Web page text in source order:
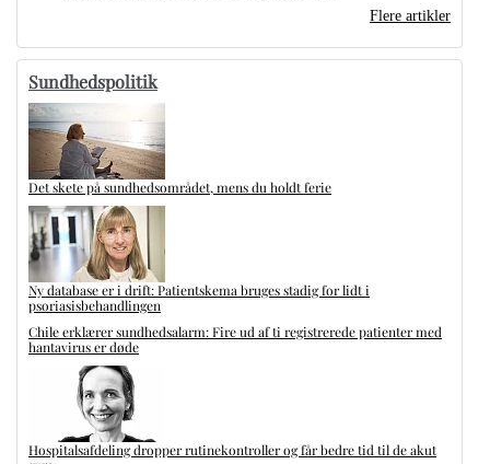
Flere artikler
Sundhedspolitik
Det skete på sundhedsområdet, mens du holdt ferie
Ny database er i drift: Patientskema bruges stadig for lidt i
psoriasisbehandlingen
Chile erklærer sundhedsalarm: Fire ud af ti registrerede patienter med
hantavirus er døde
Hospitalsafdeling dropper rutinekontroller og får bedre tid til de akut